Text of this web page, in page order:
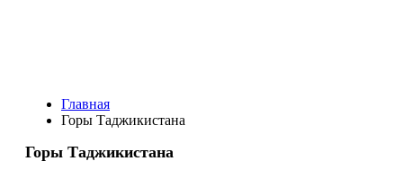
Главная
Горы Таджикистана
Горы Таджикистана